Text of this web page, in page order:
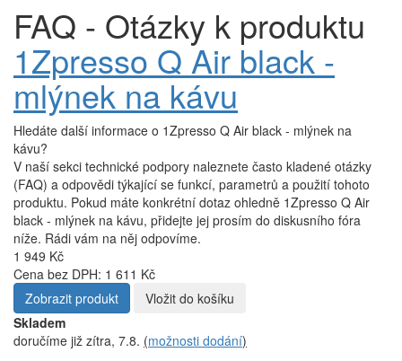
FAQ - Otázky k produktu
1Zpresso Q Air black -
mlýnek na kávu
Hledáte další informace o 1Zpresso Q Air black - mlýnek na
kávu?
V naší sekci technické podpory naleznete často kladené otázky
(FAQ) a odpovědi týkající se funkcí, parametrů a použití tohoto
produktu. Pokud máte konkrétní dotaz ohledně 1Zpresso Q Air
black - mlýnek na kávu, přidejte jej prosím do diskusního fóra
níže. Rádi vám na něj odpovíme.
1 949 Kč
Cena bez DPH: 1 611 Kč
Zobrazit produkt
Vložit do košíku
Skladem
doručíme již zítra, 7.8. (možnosti dodání)